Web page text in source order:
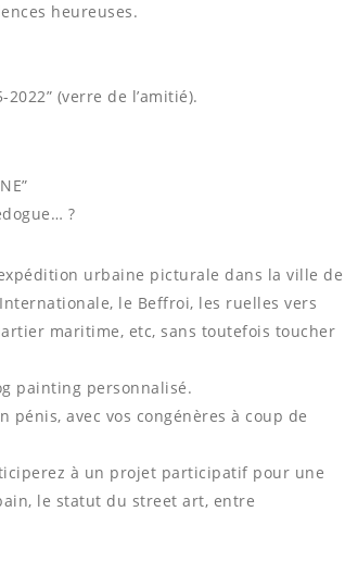
heureuses.
2022” (verre de l’amitié).
?
urbaine picturale dans la ville de
le Beffroi, les ruelles vers
maritime, etc, sans toutefois toucher
painting personnalisé.
avec vos congénères à coup de
à un projet participatif pour une
le statut du street art, entre